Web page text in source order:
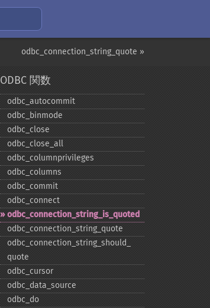
odbc_connection_string_quote »
ODBC 関数
odbc_​autocommit
odbc_​binmode
odbc_​close
odbc_​close_​all
odbc_​columnprivileges
odbc_​columns
odbc_​commit
odbc_​connect
odbc_​connection_​string_​is_​quoted
odbc_​connection_​string_​quote
odbc_​connection_​string_​should_​
quote
odbc_​cursor
odbc_​data_​source
odbc_​do